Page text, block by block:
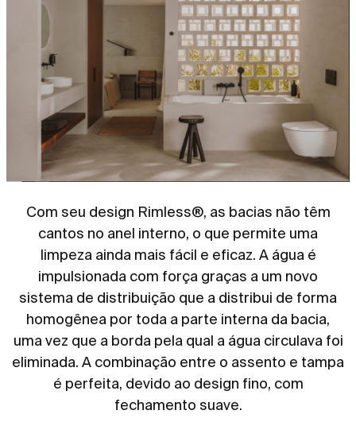
Com seu design Rimless®, as bacias não têm
cantos no anel interno, o que permite uma
limpeza ainda mais fácil e eficaz. A água é
impulsionada com força graças a um novo
sistema de distribuição que a distribui de forma
homogênea por toda a parte interna da bacia,
uma vez que a borda pela qual a água circulava foi
eliminada. A combinação entre o assento e tampa
é perfeita, devido ao design fino, com
fechamento suave.